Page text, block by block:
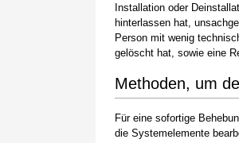
Installation oder
hinterlassen hat,
Person mit wenig
gelöscht hat, sowie eine
Methoden, um
Für eine sofortige
die Systemelemente